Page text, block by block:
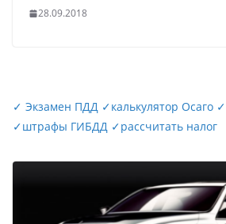
28.09.2018
✓ Экзамен ПДД ✓калькулятор Осаго ✓
✓штрафы ГИБДД ✓рассчитать налог